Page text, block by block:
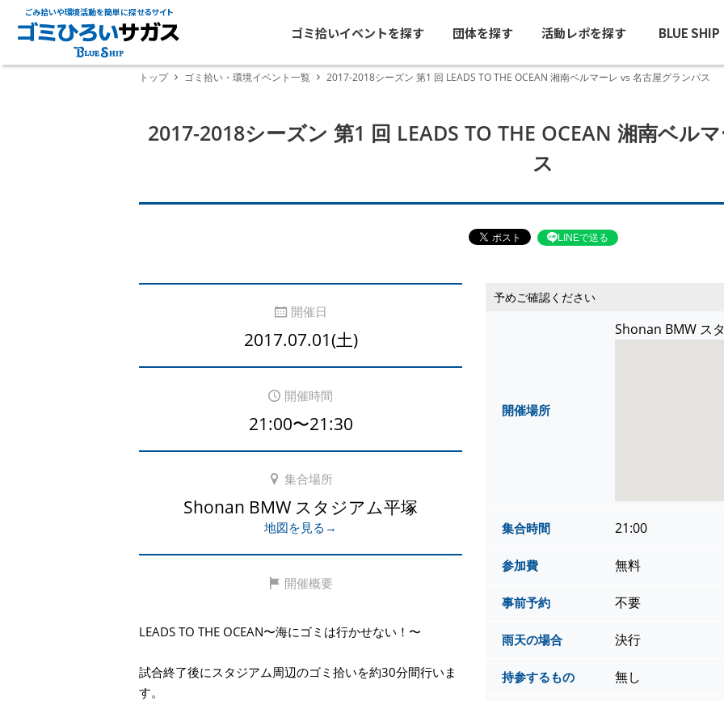
ごみ拾いや環境活動を簡単に探せるサイト
ゴミ拾いイベントを探す 団体を探す 活動レポを探す BLUE SHIP
トップ ゴミ拾い・環境イベント一覧 2017-2018シーズン 第1 回 LEADS TO THE OCEAN 湘南ベルマーレ vs 名古屋グランパス
2017-2018シーズン 第1 回 LEADS TO THE OCEAN 湘南ベル
ス
LINEで送る
開催日
2017.07.01(土)
開催時間
21:00〜21:30
集合場所
Shonan BMW スタジアム平塚
地図を見る→
開催概要
LEADS TO THE OCEAN〜海にゴミは行かせない！〜
試合終了後にスタジアム周辺のゴミ拾いを約30分間行いま
す。
予めご確認ください
開催場所
Shonan BMW ス
集合時間 21:00
参加費 無料
事前予約 不要
雨天の場合 決行
持参するもの 無し